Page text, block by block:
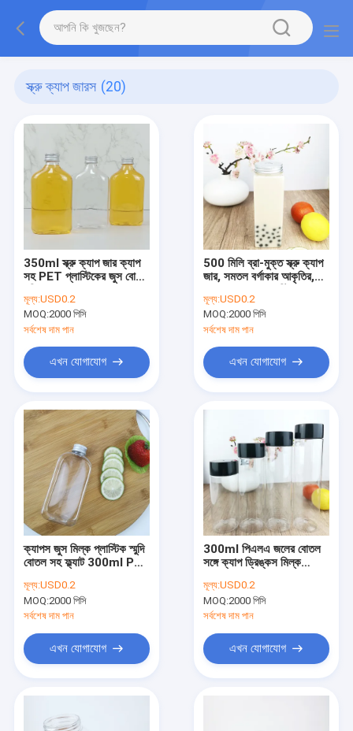
স্ক্রু ক্যাপ জারস (20)
350ml স্ক্রু ক্যাপ জার ক্যাপ
সহ PET প্লাস্টিকের জুস বোতল
মূল্য:USD0.2
MOQ:2000 পিসি
সর্বশেষ দাম পান
এখন যোগাযোগ
500 মিলি ব্রা-মুক্ত স্ক্রু ক্যাপ
জার, সমতল বর্গাকার আকৃতির,
পাত্রে, চা, দুধ, রস জন্য রস
বোতল
মূল্য:USD0.2
MOQ:2000 পিসি
সর্বশেষ দাম পান
এখন যোগাযোগ
ক্যাপস জুস মিল্ক প্লাস্টিক স্মুদি
বোতল সহ ফ্ল্যাট 300ml PLA
মূল্য:USD0.2
MOQ:2000 পিসি
সর্বশেষ দাম পান
এখন যোগাযোগ
300ml পিএলএ জলের বোতল
সঙ্গে ক্যাপ ড্রিঙ্কস মিল্ক
মূল্য:USD0.2
MOQ:2000 পিসি
সর্বশেষ দাম পান
এখন যোগাযোগ